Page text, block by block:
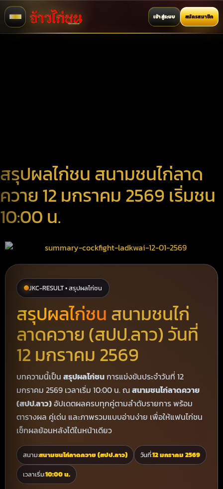
เข้าสู่ระบบ สมัครสมาชิก
สรุปผลไก่ชน สนามชนไก่ลาด
ควาย 12 มกราคม 2569 เริ่มชน
10:00 น.
JKC-RESULT • สรุปผลไก่ชน
สรุปผลไก่ชน สนามชนไก่
ลาดควาย (สปป.ลาว) วันที่
12 มกราคม 2569
บทความนี้เป็น สรุปผลไก่ชนการแข่งขันประจำวันที่ 12
มกราคม 2569 เวลาเริ่ม 10:00 น. ณสนามชนไก่ลาดควาย
(สปป.ลาว)อัปเดตผลครบทุกคู่ตามลำดับรายการ พร้อม
ตารางผล คู่เด่น และภาพรวมแบบอ่านง่าย เพื่อให้แฟนไก่ชน
เช็กผลย้อนหลังได้ในหน้าเดียว
สนาม:สนามชนไก่ลาดควาย (สปป.ลาว) วันที่:12 มกราคม 2569
เวลาเริ่ม:10:00 น.